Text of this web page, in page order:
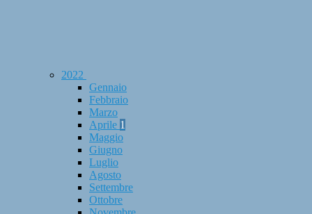
2022
Gennaio
Febbraio
Marzo
Aprile 1
Maggio
Giugno
Luglio
Agosto
Settembre
Ottobre